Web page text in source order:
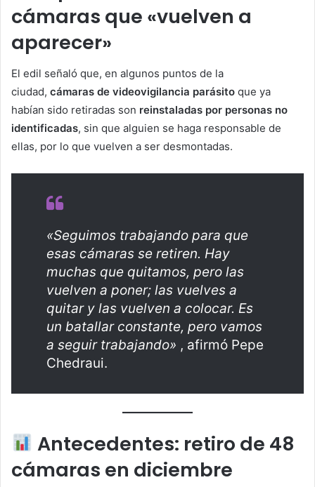
cámaras que «vuelven a
aparecer»
El edil señaló que, en algunos puntos de la
ciudad, cámaras de videovigilancia parásito que ya
habían sido retiradas son reinstaladas por personas no
identificadas, sin que alguien se haga responsable de
ellas, por lo que vuelven a ser desmontadas.
«Seguimos trabajando para que
esas cámaras se retiren. Hay
muchas que quitamos, pero las
vuelven a poner; las vuelves a
quitar y las vuelven a colocar. Es
un batallar constante, pero vamos
a seguir trabajando» , afirmó Pepe
Chedraui.
Antecedentes: retiro de 48
cámaras en diciembre